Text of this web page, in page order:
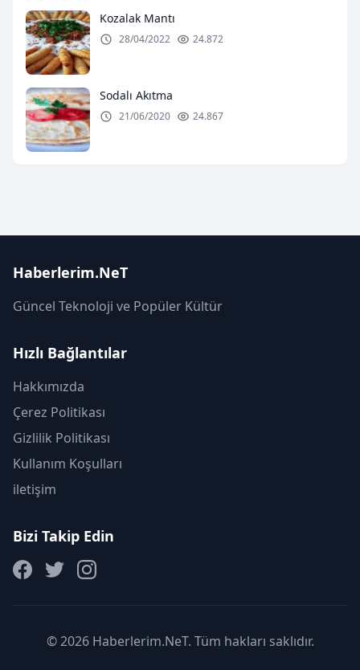
Kozalak Mantı
28/04/2022 24.872
Sodalı Akıtma
21/06/2020 24.867
Haberlerim.NeT
Güncel Teknoloji ve Popüler Kültür
Hızlı Bağlantılar
Hakkımızda
Çerez Politikası
Gizlilik Politikası
Kullanım Koşulları
iletişim
Bizi Takip Edin
© 2026 Haberlerim.NeT. Tüm hakları saklıdır.